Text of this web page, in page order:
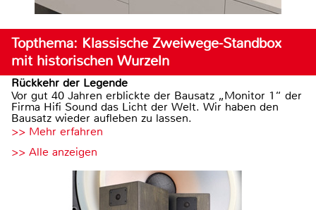
Topthema: Klassische Zweiwege-Standbox
mit historischen Wurzeln
Rückkehr der Legende
Vor gut 40 Jahren erblickte der Bausatz „Monitor 1“ der
Firma Hifi Sound das Licht der Welt. Wir haben den
Bausatz wieder aufleben zu lassen.
>> Mehr erfahren
>> Alle anzeigen